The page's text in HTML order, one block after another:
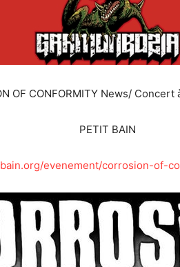
OF CONFORMITY News/ Concert
PETIT BAIN
evenement/corrosion-of-